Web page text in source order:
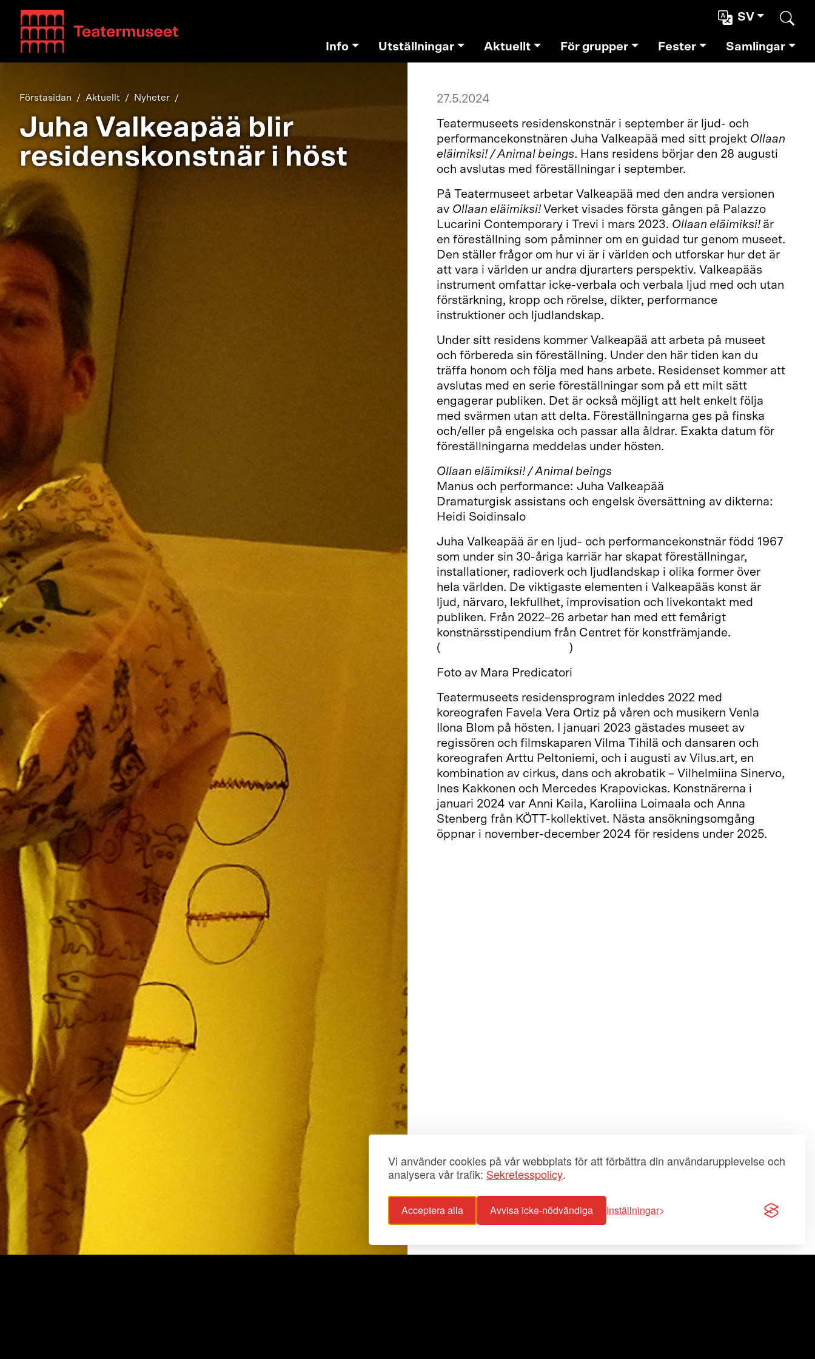
Vi använder cookies på vår webbplats för att förbättra din användarupplevelse och
analysera vår trafik: Sekretesspolicy.
Acceptera alla Avvisa icke-nödvändiga Inställningar
Teatterimuseo SV
Info Utställningar Aktuellt För grupper Fester Samlingar
Förstasidan Aktuellt Nyheter
Juha Valkeapää blir
residenskonstnär i höst
27.5.2024
Teatermuseets residenskonstnär i september är ljud- och
performancekonstnären Juha Valkeapää med sitt projekt Ollaan
eläimiksi! / Animal beings. Hans residens börjar den 28 augusti
och avslutas med föreställningar i september.
På Teatermuseet arbetar Valkeapää med den andra versionen
av Ollaan eläimiksi! Verket visades första gången på Palazzo
Lucarini Contemporary i Trevi i mars 2023. Ollaan eläimiksi! är
en föreställning som påminner om en guidad tur genom museet.
Den ställer frågor om hur vi är i världen och utforskar hur det är
att vara i världen ur andra djurarters perspektiv. Valkeapääs
instrument omfattar icke-verbala och verbala ljud med och utan
förstärkning, kropp och rörelse, dikter, performance
instruktioner och ljudlandskap.
Under sitt residens kommer Valkeapää att arbeta på museet
och förbereda sin föreställning. Under den här tiden kan du
träffa honom och följa med hans arbete. Residenset kommer att
avslutas med en serie föreställningar som på ett milt sätt
engagerar publiken. Det är också möjligt att helt enkelt följa
med svärmen utan att delta. Föreställningarna ges på finska
och/eller på engelska och passar alla åldrar. Exakta datum för
föreställningarna meddelas under hösten.
Ollaan eläimiksi! / Animal beings
Manus och performance: Juha Valkeapää
Dramaturgisk assistans och engelsk översättning av dikterna:
Heidi Soidinsalo
Juha Valkeapää är en ljud- och performancekonstnär född 1967
som under sin 30-åriga karriär har skapat föreställningar,
installationer, radioverk och ljudlandskap i olika former över
hela världen. De viktigaste elementen i Valkeapääs konst är
ljud, närvaro, lekfullhet, improvisation och livekontakt med
publiken. Från 2022–26 arbetar han med ett femårigt
konstnärsstipendium från Centret för konstfrämjande.
(
)
Foto av Mara Predicatori
Teatermuseets residensprogram inleddes 2022 med
koreografen Favela Vera Ortiz på våren och musikern Venla
Ilona Blom på hösten. I januari 2023 gästades museet av
regissören och filmskaparen Vilma Tihilä och dansaren och
koreografen Arttu Peltoniemi, och i augusti av Vilus.art, en
kombination av cirkus, dans och akrobatik – Vilhelmiina Sinervo,
Ines Kakkonen och Mercedes Krapovickas. Konstnärerna i
januari 2024 var Anni Kaila, Karoliina Loimaala och Anna
Stenberg från KÖTT-kollektivet. Nästa ansökningsomgång
öppnar i november-december 2024 för residens under 2025.